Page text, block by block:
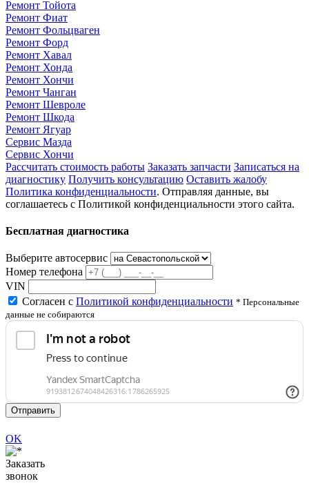
Ремонт Тойота
Ремонт Фиат
Ремонт Фольцваген
Ремонт Форд
Ремонт Хавал
Ремонт Хонда
Ремонт Хончи
Ремонт Чанган
Ремонт Шевроле
Ремонт Шкода
Ремонт Ягуар
Сервис Мазда
Сервис Хончи
Рассчитать стоимость работы Заказать запчасти Записаться на
диагностику Получить консультацию Оставить жалобу
Политика конфиденциальности. Отправляя данные, вы
соглашаетесь с Политикой конфиденциальности этого сайта.
Бесплатная диагностика
Выберите автосервис
Номер телефона
VIN
Согласен с Политикой конфиденциальности * Персональные
данные не собираются
Отправить
OK
Заказать
звонок